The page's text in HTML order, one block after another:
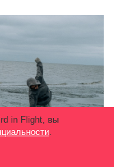
in Flight, вы
.